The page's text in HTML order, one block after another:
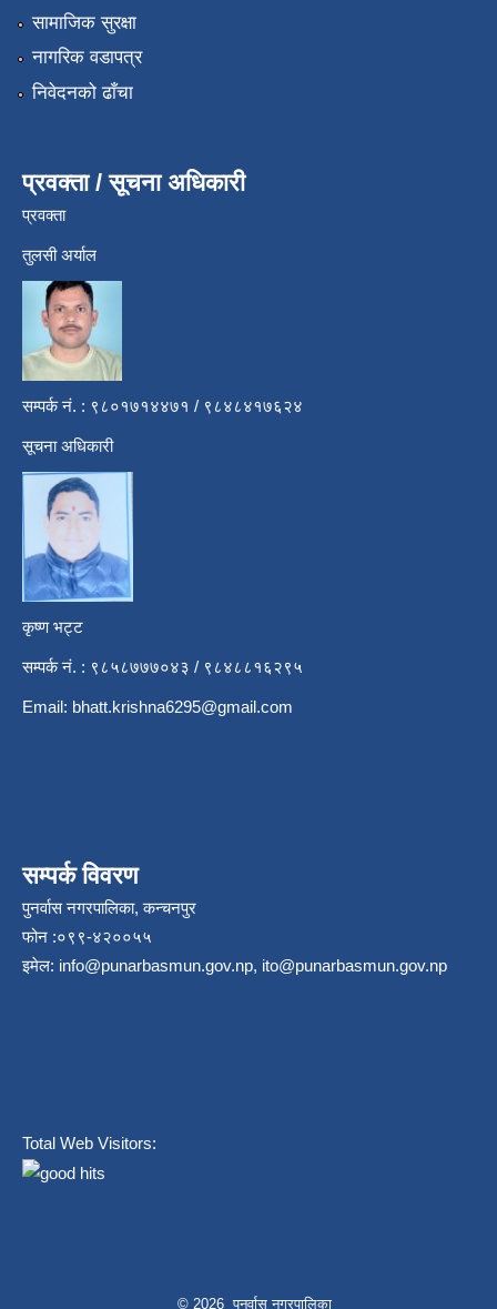
सामाजिक सुरक्षा
नागरिक वडापत्र
निवेदनको ढाँचा
प्रवक्ता / सूचना अधिकारी
प्रवक्ता
तुलसी अर्याल
सम्पर्क नं. : ९८०१७१४४७१ / ९८४८४१७६२४
सूचना अधिकारी
कृष्ण भट्ट
सम्पर्क नं. : ९८५८७७७०४३ / ९८४८८१६२९५
Email: bhatt.krishna6295@gmail.com
सम्पर्क विवरण
पुनर्वास नगरपालिका, कन्चनपुर
फोन :०९९-४२००५५
इमेल: info@punarbasmun.gov.np, ito@punarbasmun.gov.np
Total Web Visitors:
© 2026 पुनर्वास नगरपालिका